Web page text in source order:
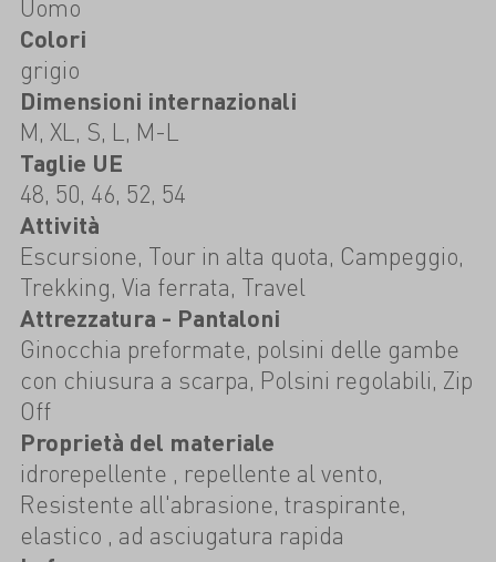
Uomo
Colori
grigio
Dimensioni internazionali
M, XL, S, L, M-L
Taglie UE
48, 50, 46, 52, 54
Attività
Escursione, Tour in alta quota, Campeggio,
Trekking, Via ferrata, Travel
Attrezzatura - Pantaloni
Ginocchia preformate, polsini delle gambe
con chiusura a scarpa, Polsini regolabili, Zip
Off
Proprietà del materiale
idrorepellente , repellente al vento,
Resistente all'abrasione, traspirante,
elastico , ad asciugatura rapida